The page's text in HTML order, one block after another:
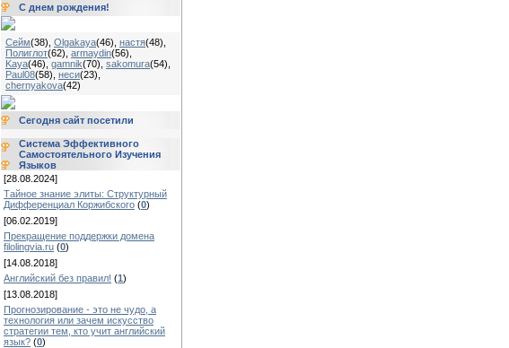
С днем рождения!
Сейм(38) Olgakaya(46) настя(48)
Полиглот(62) armaydin(56)
Kaya(46) gamnik(70) sakomura(54)
Paul08(58) неси(23)
chernyakova(42)
Сегодня сайт посетили
Система Эффективного
Самостоятельного Изучения
Языков
[28.08.2024]
Тайное знание элиты: Структурный
Дифференциал Коржибского (0)
[06.02.2019]
Прекращение поддержки домена
filolingvia.ru (0)
[14.08.2018]
Английский без правил! (1)
[13.08.2018]
Прогнозирование - это не чудо, а
технология или зачем искусство
стратегии тем, кто учит английский
язык? (0)